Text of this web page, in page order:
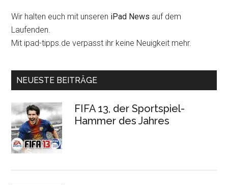
Wir halten euch mit unseren iPad News auf dem
Laufenden.
Mit ipad-tipps.de verpasst ihr keine Neuigkeit mehr.
NEUESTE BEITRÄGE
FIFA 13, der Sportspiel-
Hammer des Jahres